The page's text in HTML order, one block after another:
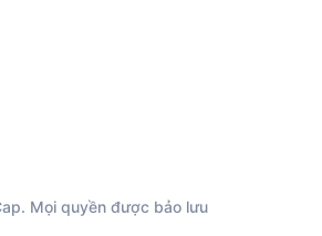
Mọi quyền được bảo lưu